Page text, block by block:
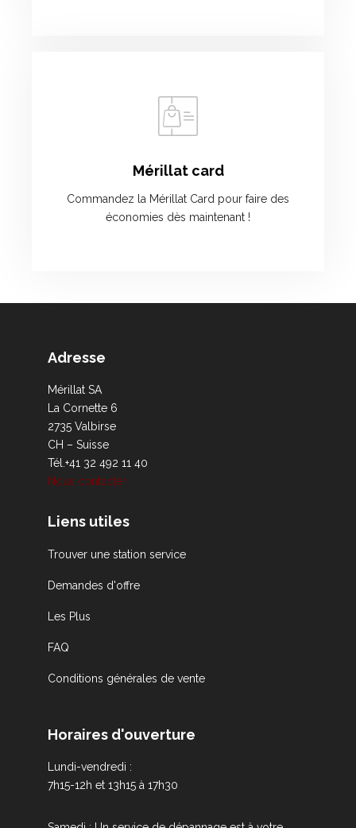
Mérillat card
Commandez la Mérillat Card pour faire des
économies dès maintenant !
Adresse
Mérillat SA
La Cornette 6
2735 Valbirse
CH – Suisse
Tél.+41 32 492 11 40
Nous contacter
Liens utiles
Trouver une station service
Demandes d'offre
Les Plus
FAQ
Conditions générales de vente
Horaires d'ouverture
Lundi-vendredi :
7h15-12h et 13h15 à 17h30